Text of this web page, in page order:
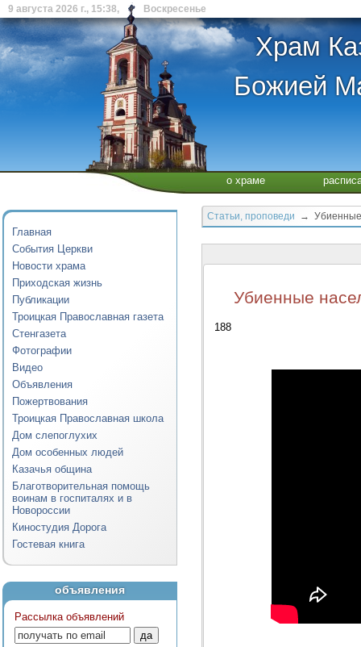
9 августа 2026 г., 15:38, Воскресенье
Храм
Божией
о храме
Главная
События Церкви
Новости храма
Приходская жизнь
Публикации
Троицкая Православная газета
Стенгазета
Фотографии
Видео
Объявления
Пожертвования
Троицкая Православная школа
Дом слепоглухих
Дом особенных людей
Казачья община
Благотворительная помощь
воинам в госпиталях и в
Новороссии
Киностудия Дорога
Гостевая книга
объявления
Рассылка объявлений
Статьи, проповеди → Убиенные
Убиенные
188